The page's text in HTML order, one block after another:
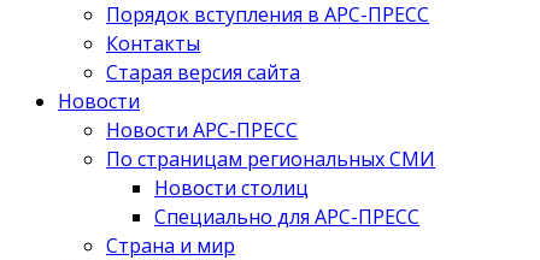
Порядок вступления в АРС-ПРЕСС
Контакты
Старая версия сайта
Новости
Новости АРС-ПРЕСС
По страницам региональных СМИ
Новости столиц
Специально для АРС-ПРЕСС
Страна и мир